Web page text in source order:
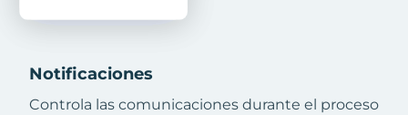
Notificaciones
Controla las comunicaciones durante el proceso